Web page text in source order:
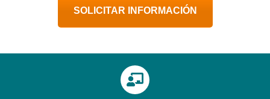
SOLICITAR INFORMACIÓN